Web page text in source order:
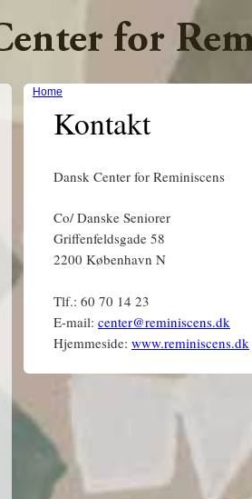
r
Home
Kontakt
Dansk Center for Reminiscens
Co/ Danske Seniorer
Griffenfeldsgade 58
2200 København N
Tlf.: 60 70 14 23
E-mail: center@reminiscens.dk
Hjemmeside: www.reminiscens.dk